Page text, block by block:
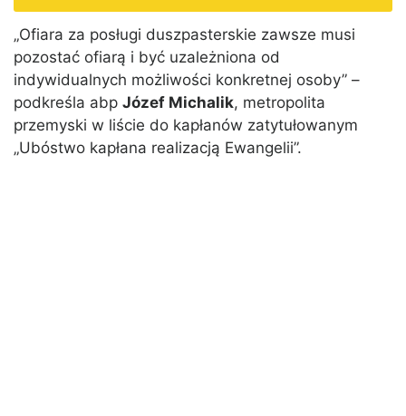
„Ofiara za posługi duszpasterskie zawsze musi
pozostać ofiarą i być uzależniona od
indywidualnych możliwości konkretnej osoby” –
podkreśla abp Józef Michalik, metropolita
przemyski w liście do kapłanów zatytułowanym
„Ubóstwo kapłana realizacją Ewangelii”.